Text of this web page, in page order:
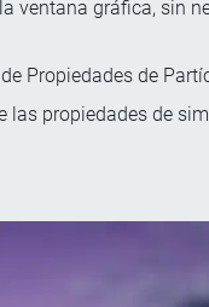
la ventana gráfica, sin
Propiedades de
las propiedades de